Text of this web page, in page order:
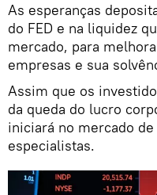
As esperanças
do FED e na liquidez
mercado, para
empresas e sua
Assim que os
da queda do lucro
iniciará no mercado
especialistas.